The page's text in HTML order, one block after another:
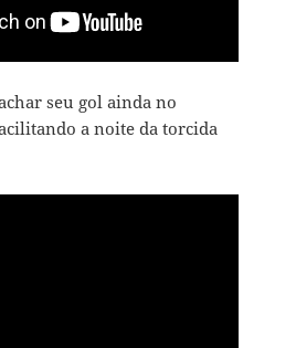
seu gol ainda no
a noite da torcida